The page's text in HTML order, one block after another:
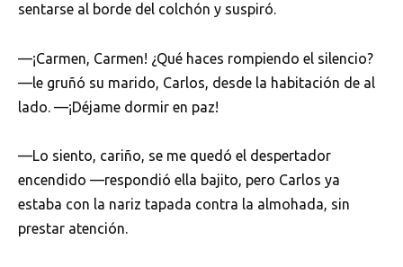
sentarse al borde del colchón y suspiró.
—¡Carmen, Carmen! ¿Qué haces rompiendo el silencio?
—le gruñó su marido, Carlos, desde la habitación de al
lado. —¡Déjame dormir en paz!
—Lo siento, cariño, se me quedó el despertador
encendido —respondió ella bajito, pero Carlos ya
estaba con la nariz tapada contra la almohada, sin
prestar atención.